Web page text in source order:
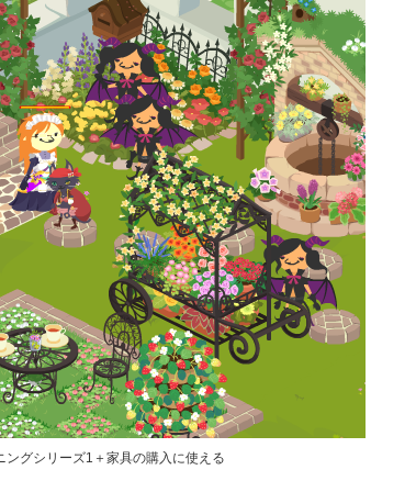
グシリーズ1＋家具の購入に使える